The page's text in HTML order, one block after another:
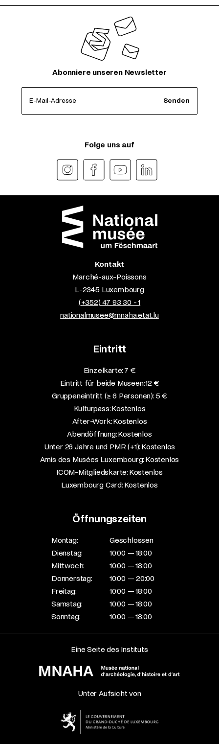
Abonniere unseren Newsletter
E-Mail-Adresse Senden
Folge uns auf
Kontakt
Marché-aux-Poissons
L-2345 Luxembourg
(+352) 47 93 30 - 1
nationalmusee@mnaha.etat.lu
Eintritt
Einzelkarte: 7 €​
Eintritt für beide Museen: 12 €​
Gruppeneintritt (≥ 6 Personen): 5 €​
Kulturpass: Kostenlos​
After-Work: Kostenlos​
Abendöffnung: Kostenlos​
Unter 26 Jahre und PMR (+1): Kostenlos​
Amis des Musées Luxembourg: Kostenlos​
ICOM-Mitgliedskarte: Kostenlos​
Luxembourg Card: Kostenlos
Öffnungszeiten
Montag:
Geschlossen
Dienstag:
10:00 — 18:00
Mittwoch:
10:00 — 18:00
Donnerstag:
10:00 — 20:00
Freitag:
10:00 — 18:00
Samstag:
10:00 — 18:00
Sonntag:
10:00 — 18:00
Eine Seite des Instituts
Unter Aufsicht von